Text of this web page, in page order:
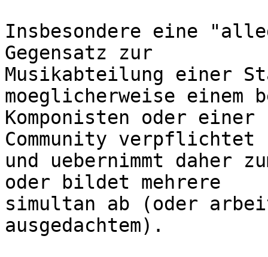
Insbesondere eine
Gegensatz zur
Musikabteilung einer
moeglicherweise einem
Komponisten oder einer
Community verpflichtet
und uebernimmt daher
oder bildet mehrere
simultan ab (oder
ausgedachtem).